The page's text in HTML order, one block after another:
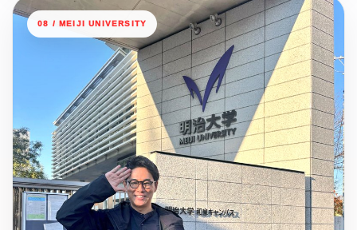
08 / MEIJI UNIVERSITY